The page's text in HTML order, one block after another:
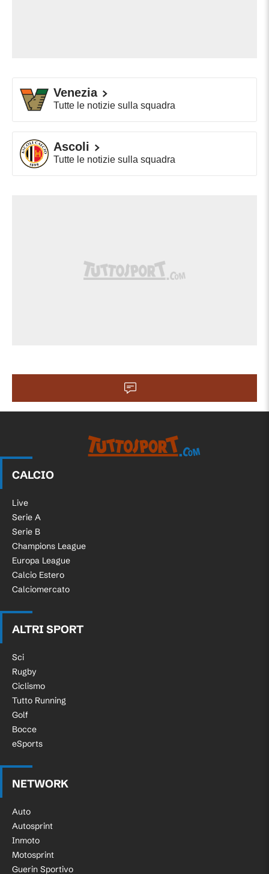
Venezia
Tutte le notizie sulla squadra
Ascoli
Tutte le notizie sulla squadra
CALCIO
Live
Serie A
Serie B
Champions League
Europa League
Calcio Estero
Calciomercato
ALTRI SPORT
Sci
Rugby
Ciclismo
Tutto Running
Golf
Bocce
eSports
NETWORK
Auto
Autosprint
Inmoto
Motosprint
Guerin Sportivo